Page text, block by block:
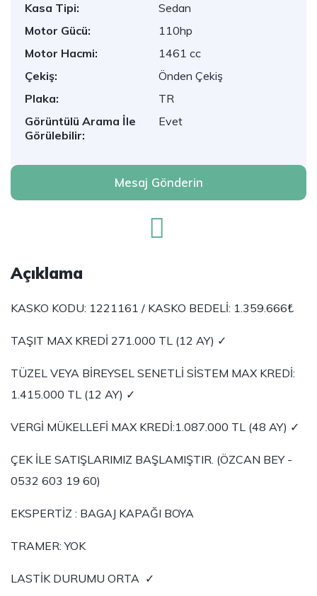
Kasa Tipi:
Sedan
Motor Gücü:
110hp
Motor Hacmi:
1461 cc
Çekiş:
Önden Çekiş
Plaka:
TR
Görüntülü Arama İle
Görülebilir:
Evet
Mesaj Gönderin
Açıklama
KASKO KODU: 1221161 / KASKO BEDELİ: 1.359.666₺
TAŞIT MAX KREDİ 271.000 TL (12 AY) ✓
TÜZEL VEYA BİREYSEL SENETLİ SİSTEM MAX KREDİ:
1.415.000 TL (12 AY) ✓
VERGİ MÜKELLEFİ MAX KREDİ:1.087.000 TL (48 AY) ✓
ÇEK İLE SATIŞLARIMIZ BAŞLAMIŞTIR. (ÖZCAN BEY -
0532 603 19 60)
EKSPERTİZ : BAGAJ KAPAĞI BOYA
TRAMER: YOK
LASTİK DURUMU ORTA ✓